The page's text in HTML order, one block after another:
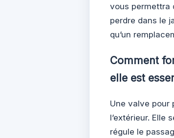
vous permettra
perdre dans le
qu’un
Comment
elle est
Une valve pour
l’extérieur. Elle
régule le